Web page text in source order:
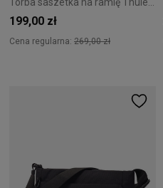
199,00 zł
Cena regularna: 269,00 zł